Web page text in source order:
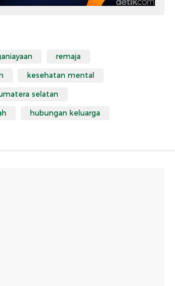
remaja
kesehatan mental
selatan
hubungan keluarga